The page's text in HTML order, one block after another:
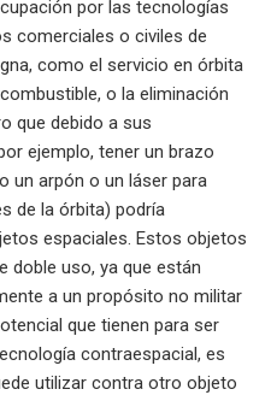
por las tecnologías
comerciales o civiles de
como el servicio en órbita
o la eliminación
que debido a sus
ejemplo, tener un brazo
un arpón o un láser para
de la órbita) podría
espaciales. Estos objetos
doble uso, ya que están
a un propósito no militar
que tienen para ser
contraespacial, es
utilizar contra otro objeto